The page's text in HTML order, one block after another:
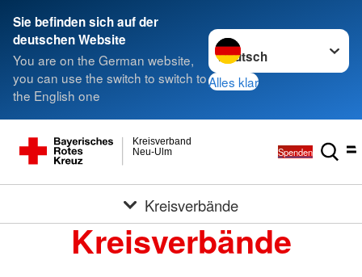
Sie befinden sich auf der
deutschen Website
You are on the German website,
you can use the switch to switch to
the English one
Sprache wechseln zu
Alles klar
Neu-Ulm
Kreisverband
Spenden
Kreisverbände
Kreisverbände